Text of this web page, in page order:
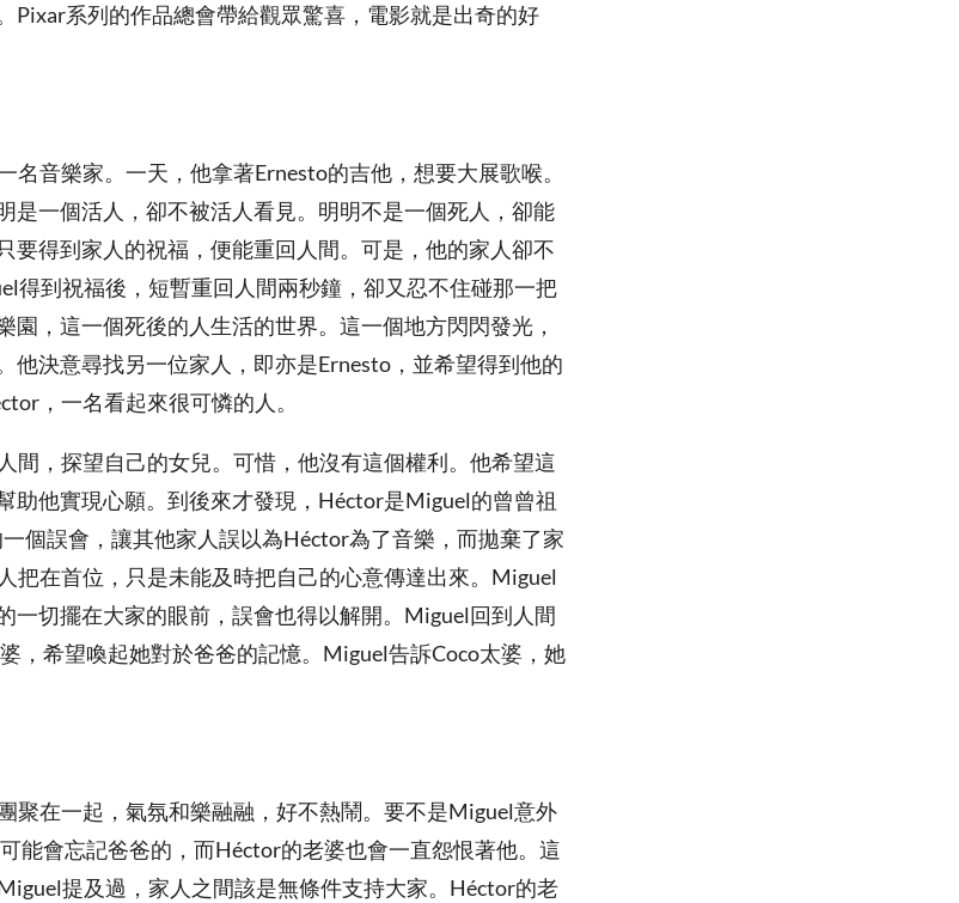
Pixar系列的作品總會帶給觀眾驚喜，電影就是出奇的好
名音樂家。一天，他拿著Ernesto的吉他，想要大展歌喉。
是一個活人，卻不被活人看見。明明不是一個死人，卻能
要得到家人的祝福，便能重回人間。可是，他的家人卻不
得到祝福後，短暫重回人間兩秒鐘，卻又忍不住碰那一把
園，這一個死後的人生活的世界。這一個地方閃閃發光，
他決意尋找另一位家人，即亦是Ernesto，並希望得到他的
，一名看起來很可憐的人。
間，探望自己的女兒。可惜，他沒有這個權利。他希望這
助他實現心願。到後來才發現，Héctor是Miguel的曾曾祖
個誤會，讓其他家人誤以為Héctor為了音樂，而拋棄了家
把在首位，只是未能及時把自己的心意傳達出來。Miguel
一切擺在大家的眼前，誤會也得以解開。Miguel回到人間
，希望喚起她對於爸爸的記憶。Miguel告訴Coco太婆，她
聚在一起，氣氛和樂融融，好不熱鬧。要不是Miguel意外
能會忘記爸爸的，而Héctor的老婆也會一直怨恨著他。這
提及過，家人之間該是無條件支持大家。Héctor的老